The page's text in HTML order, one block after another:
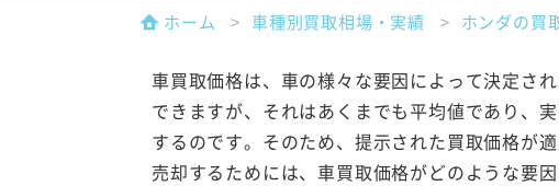
ホーム 車種別買取相場・実績 ホンダの買
車買取価格は、車の様々な要因によって決定さ
できますが、それはあくまでも平均値であり、
するのです。そのため、提示された買取価格が
売却するためには、車買取価格がどのような要